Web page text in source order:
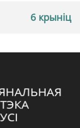
6 крыніц